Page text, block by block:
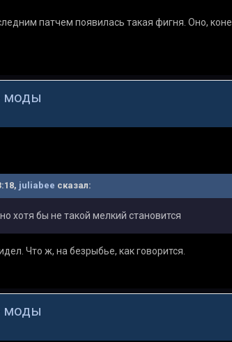
патчем появилась такая фигня. Оно,
моды
juliabee сказал:
хотя бы не такой мелкий становится
Что ж, на безрыбье, как говорится.
моды